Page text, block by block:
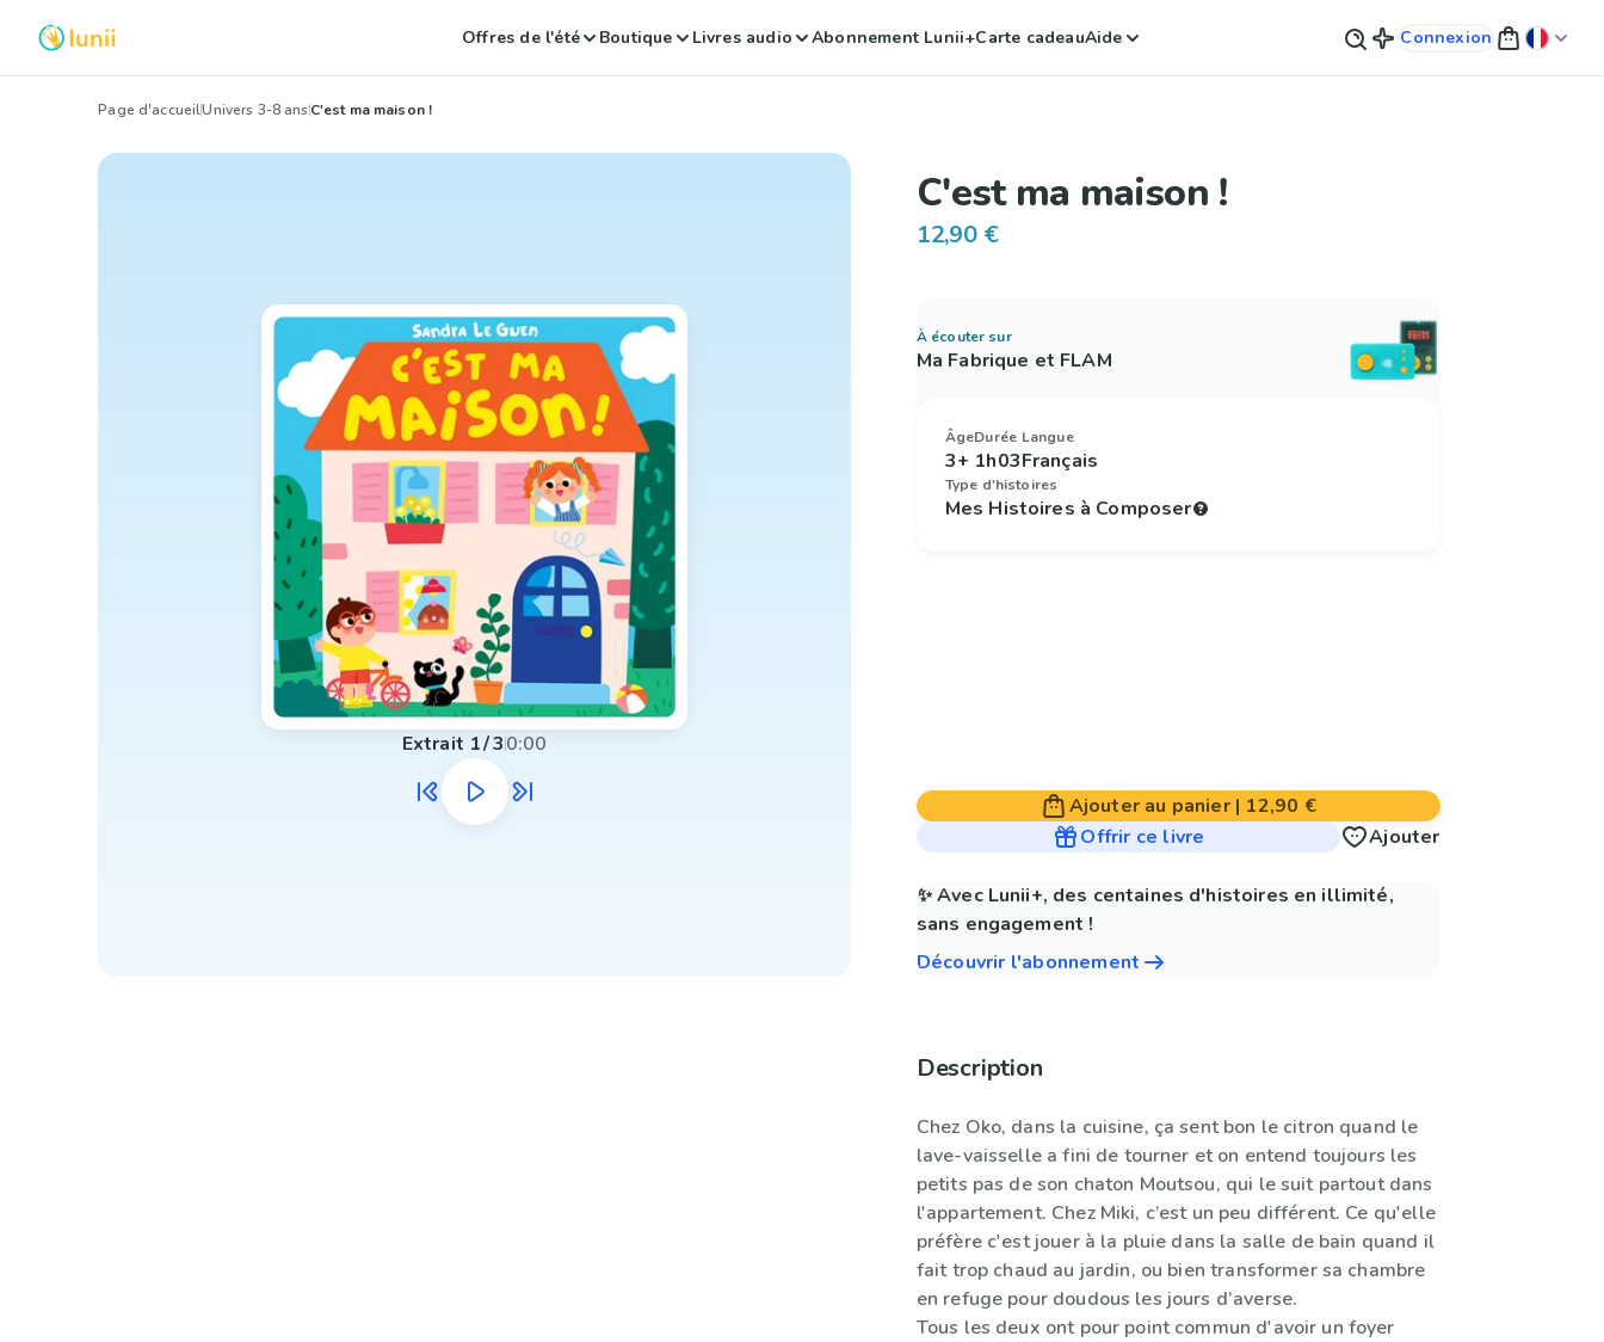
Offres de l'été Boutique Livres audio Abonnement Lunii+Carte cadeauAide Connexion
Page d'accueilUnivers 3-8 ansC'est ma maison !
Extrait 1/30:00
C'est ma maison !
12,90 €
À écouter sur
Ma Fabrique et FLAM
Âge
3+
Durée
1h03
Langue
Français
Type d'histoires
Mes Histoires à Composer
Ajouter au panier| 12,90 €
Offrir ce livre
Ajouter
✨ Avec Lunii+, des centaines d'histoires en illimité,
sans engagement !
Découvrir l'abonnement
Description
Chez Oko, dans la cuisine, ça sent bon le citron quand le
lave-vaisselle a fini de tourner et on entend toujours les
petits pas de son chaton Moutsou, qui le suit partout dans
l'appartement. Chez Miki, c’est un peu différent. Ce qu'elle
préfère c'est jouer à la pluie dans la salle de bain quand il
fait trop chaud au jardin, ou bien transformer sa chambre
en refuge pour doudous les jours d’averse.
Tous les deux ont pour point commun d'avoir un foyer